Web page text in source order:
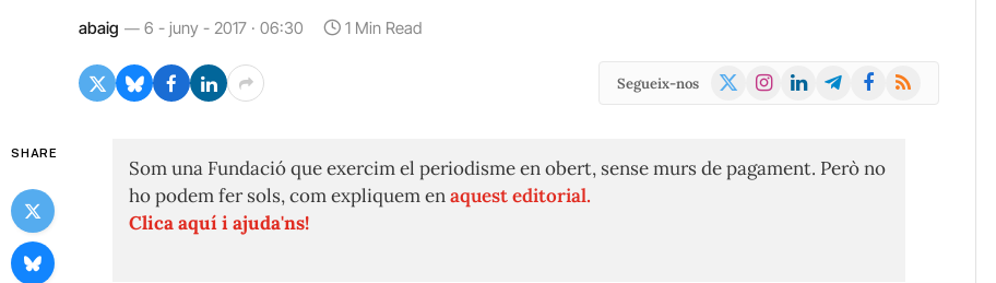
abaig 6 - juny - 2017 · 06:30 1 Min Read
Segueix-nos
X
Instagram
LinkedInTelegramFacebook
RSS
SHARE
Som una Fundació que exercim el periodisme en obert, sense murs de pagament. Però no
ho podem fer sols, com expliquem enaquest editorial.
Clica aquí i ajuda'ns!